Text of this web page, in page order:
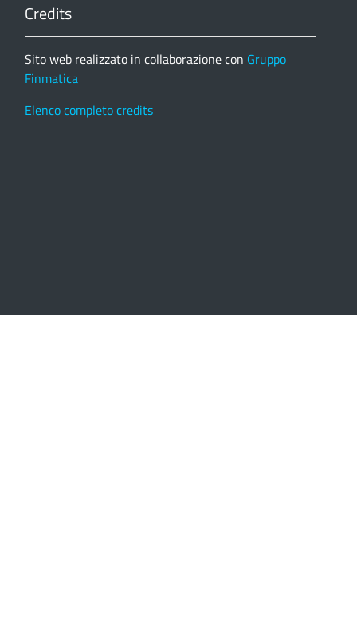
Credits
Sito web realizzato in collaborazione con Gruppo
Finmatica
Elenco completo credits